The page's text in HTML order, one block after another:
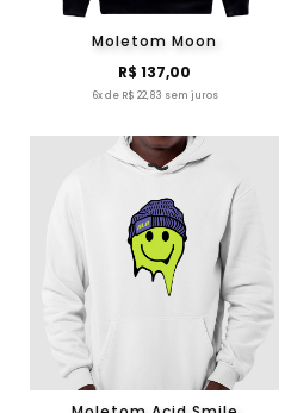
Moletom Moon
R$ 137,00
6x de R$ 22,83 sem juros